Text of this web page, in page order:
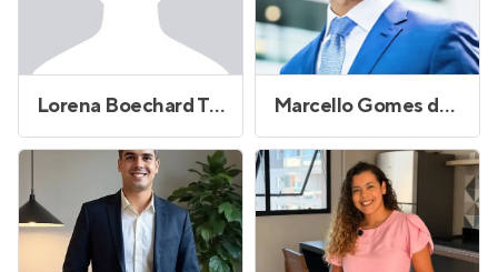
Lorena Boechard Torezani Marcello Gomes da Silva